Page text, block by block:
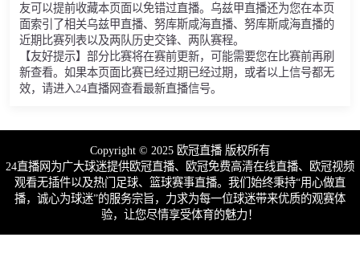
友可以提前收藏本页面以免错过直播。乌兹甲直播还为您在本页
面索引了相关乌兹甲直播、努库斯咸海直播、努库斯咸海直播的
近期比赛列表以及两队历史交锋、两队赛程。
【友好提示】部分比赛将在赛前更新，可能需要您在比赛前再刷
新查看。如果本页面比赛已经过期已经过期，或者以上信号都无
效，请进入24直播网查看最新直播信号。
Copyright © 2025 欧冠直播 版权所有
24直播网为广大球迷提供欧冠直播、欧冠免费高清在线直播、欧冠视频
观看无插件以及热门足球、篮球赛事直播。我们始终秉持“用心做直
播，诚心为球迷”的服务宗旨，力求为每一位球迷带来优质的观赛体
验，让您尽情享受体育的魅力！